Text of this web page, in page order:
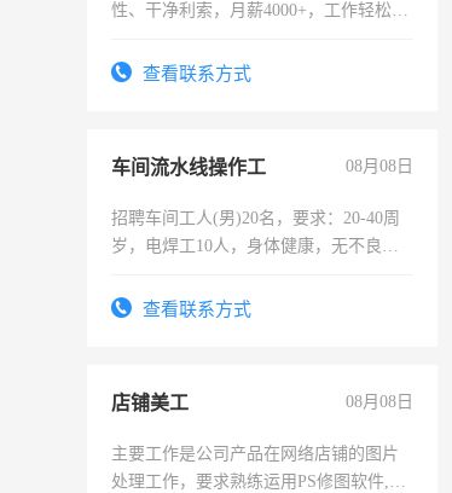
性、干净利索，月薪4000+，工作轻松，
太太等。查看联系方式
车间流水线操作工 08月08日
招聘车间工人(男)20名，要求：20-40周
岁，电焊工10人，身体健康，无不良嗜
宿，免费发放劳保用品，两班倒，每月
查看联系方式
店铺美工 08月08日
主要工作是公司产品在网络店铺的图片
处理工作，要求熟练运用PS修图软件,工